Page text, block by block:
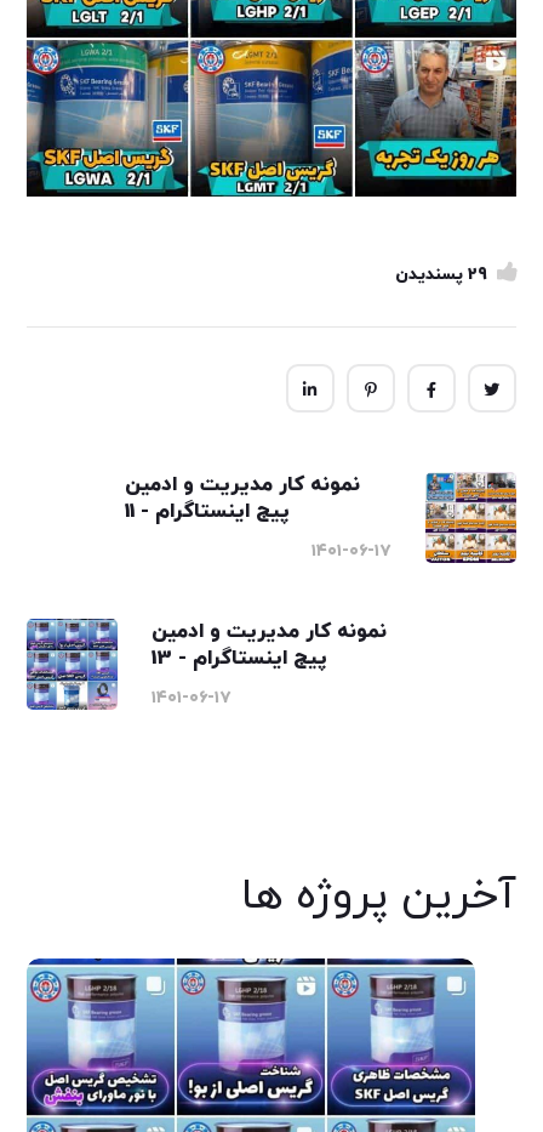
29 پسندیدن
نمونه کار مدیریت و ادمین
پیج اینستاگرام - 11
۱۴۰۱-۰۶-۱۷
نمونه کار مدیریت و ادمین
پیج اینستاگرام - 13
۱۴۰۱-۰۶-۱۷
آخرین پروژه ها